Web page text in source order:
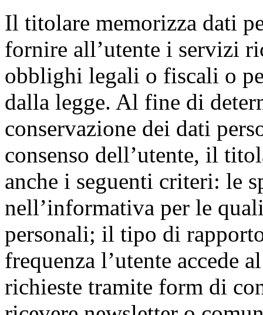
Il titolare memorizza dati
fornire all’utente i servizi
obblighi legali o fiscali o
dalla legge. Al fine di
conservazione dei dati
consenso dell’utente, il
anche i seguenti criteri: le
nell’informativa per le
personali; il tipo di
frequenza l’utente accede
richieste tramite form di